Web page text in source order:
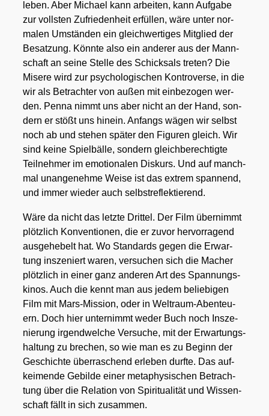
le­ben. Aber Micha­el kann arbei­ten, kann Auf­ga­be
zur volls­ten Zufrie­den­heit erfül­len, wäre unter nor­
ma­len Umstän­den ein gleich­wer­ti­ges Mit­glied der
Besat­zung. Könn­te also ein ande­rer aus der Mann­
schaft an sei­ne Stel­le des Schick­sals tre­ten? Die
Mise­re wird zur psy­cho­lo­gi­schen Kon­tro­ver­se, in die
wir als Betrach­ter von außen mit ein­be­zo­gen wer­
den. Pen­na nimmt uns aber nicht an der Hand, son­
dern er stößt uns hin­ein. Anfangs wägen wir selbst
noch ab und ste­hen spä­ter den Figu­ren gleich. Wir
sind kei­ne Spiel­bäl­le, son­dern gleich­be­rech­tig­te
Teil­neh­mer im emo­tio­na­len Dis­kurs. Und auf manch­
mal unan­ge­neh­me Wei­se ist das extrem span­nend,
und immer wie­der auch selbst­re­flek­tie­rend.
Wäre da nicht das letz­te Drit­tel. Der Film über­nimmt
plötz­lich Kon­ven­tio­nen, die er zuvor her­vor­ra­gend
aus­ge­he­belt hat. Wo Stan­dards gegen die Erwar­
tung insze­niert waren, ver­su­chen sich die Macher
plötz­lich in einer ganz ande­ren Art des Span­nungs­
ki­nos. Auch die kennt man aus jedem belie­bi­gen
Film mit Mars-Mis­si­on, oder in Welt­raum-Aben­teu­
ern. Doch hier unter­nimmt weder Buch noch Insze­
nie­rung irgend­wel­che Ver­su­che, mit der Erwar­tungs­
hal­tung zu bre­chen, so wie man es zu Beginn der
Geschich­te über­ra­schend erle­ben durf­te. Das auf­
kei­men­de Gebil­de einer meta­phy­si­schen Betrach­
tung über die Rela­ti­on von Spi­ri­tua­li­tät und Wis­sen­
schaft fällt in sich zusam­men.